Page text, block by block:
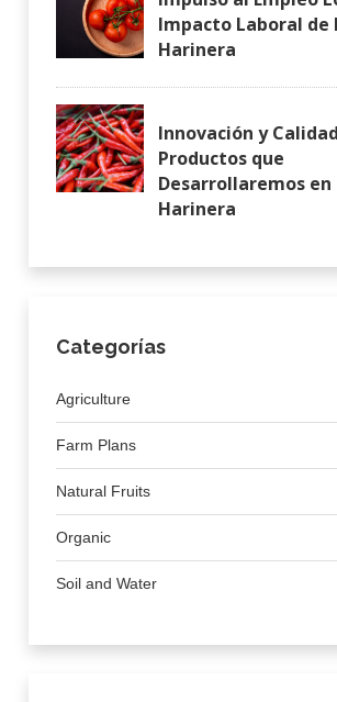
Impacto Laboral de
Harinera
Innovación y
Productos que
Desarrollaremos
Harinera
Categorías
Agriculture
Farm Plans
Natural Fruits
Organic
Soil and Water